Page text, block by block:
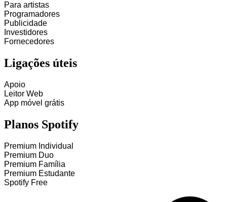
Para artistas
Programadores
Publicidade
Investidores
Fornecedores
Ligações úteis
Apoio
Leitor Web
App móvel grátis
Planos Spotify
Premium Individual
Premium Duo
Premium Família
Premium Estudante
Spotify Free